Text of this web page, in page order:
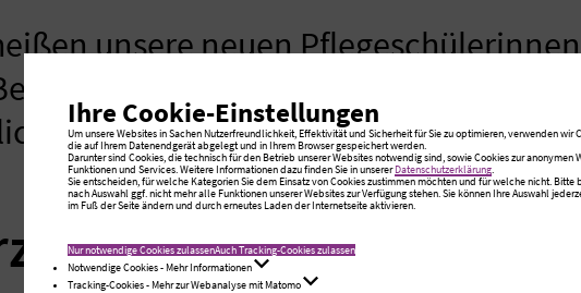
unsere neuen
Pflegeausbildung im
willkommen.
von Theorie
Ihre Cookie-Einstellungen
Um unsere Websites in Sachen Nutzerfreundlichkeit, Effektivität und Sicherheit für Sie zu optimieren, verwenden wir
die auf Ihrem Datenendgerät abgelegt und in Ihrem Browser gespeichert werden.
Darunter sind Cookies, die technisch für den Betrieb unserer Websites notwendig sind, sowie Cookies zur
Funktionen und Services. Weitere Informationen dazu finden Sie in unsererDatenschutzerklärung.
Sie entscheiden, für welche Kategorien Sie dem Einsatz von Cookies zustimmen möchten und für welche nicht. Bitte
nach Auswahl ggf. nicht mehr alle Funktionen unserer Websites zur Verfügung stehen. Sie können Ihre Auswahl
im Fuß der Seite ändern und durch erneutes Laden der Internetseite aktivieren.
Nur notwendige Cookies zulassenAuch Tracking-Cookies zulassen
Notwendige Cookies - Mehr Informationen
Tracking-Cookies - Mehr zur Webanalyse mit Matomo